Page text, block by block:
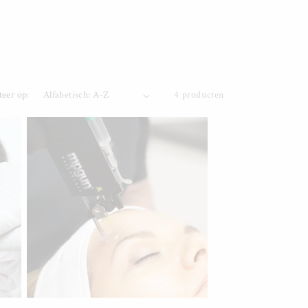
op: 4 producten